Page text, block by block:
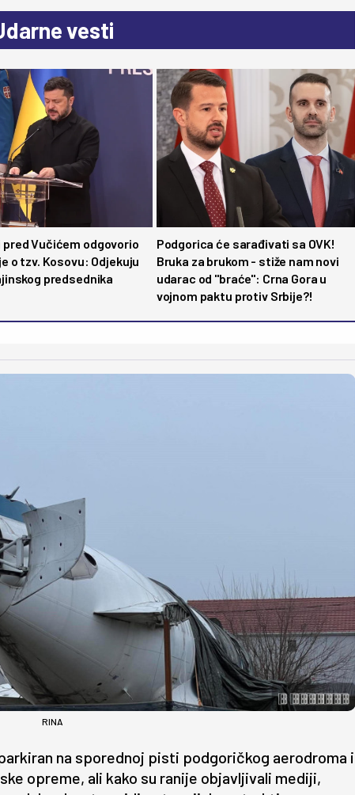
vesti
Vučićem odgovorio
o tzv. Kosovu: Odjekuju
predsednika
Podgorica će sarađivati sa OVK!
Bruka za brukom - stiže nam novi
udarac od "braće": Crna Gora u
vojnom paktu protiv Srbije?!
RINA
na sporednoj pisti podgoričkog aerodroma i
opreme, ali kako su ranije objavljivali mediji,